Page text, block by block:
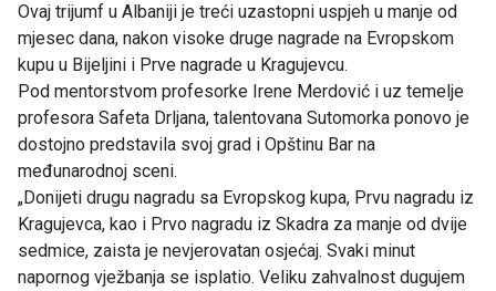
Ovaj trijumf u Albaniji je treći uzastopni uspjeh u manje od
mjesec dana, nakon visoke druge nagrade na Evropskom
kupu u Bijeljini i Prve nagrade u Kragujevcu.
Pod mentorstvom profesorke Irene Merdović i uz temelje
profesora Safeta Drljana, talentovana Sutomorka ponovo je
dostojno predstavila svoj grad i Opštinu Bar na
međunarodnoj sceni.
„Donijeti drugu nagradu sa Evropskog kupa, Prvu nagradu iz
Kragujevca, kao i Prvo nagradu iz Skadra za manje od dvije
sedmice, zaista je nevjerovatan osjećaj. Svaki minut
napornog vježbanja se isplatio. Veliku zahvalnost dugujem